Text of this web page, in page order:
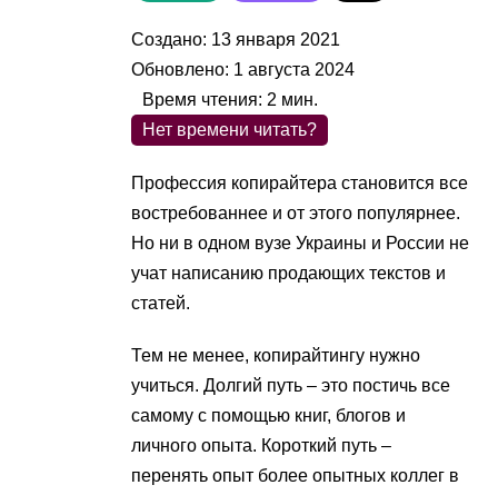
Создано: 13 января 2021
Обновлено: 1 августа 2024
Нет времени читать?
Время чтения: 2 мин.
Профессия копирайтера становится все
востребованнее и от этого популярнее.
Но ни в одном вузе Украины и России не
учат написанию продающих текстов и
статей.
Тем не менее, копирайтингу нужно
учиться. Долгий путь – это постичь все
самому с помощью книг, блогов и
личного опыта. Короткий путь –
перенять опыт более опытных коллег в